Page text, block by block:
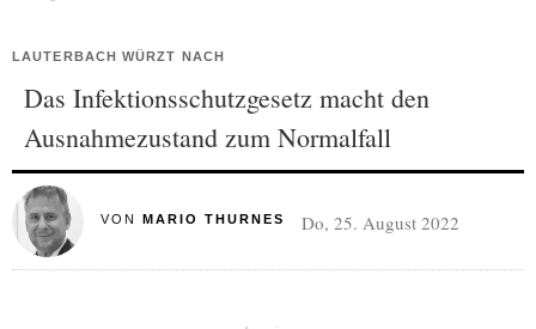
LAUTERBACH WÜRZT NACH
Das Infektionsschutzgesetz macht den
Ausnahmezustand zum Normalfall
VON MARIO THURNES Do, 25. August 2022